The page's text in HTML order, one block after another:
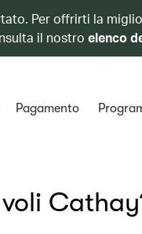
Per offrirti la
il nostro elenco
Pagamento